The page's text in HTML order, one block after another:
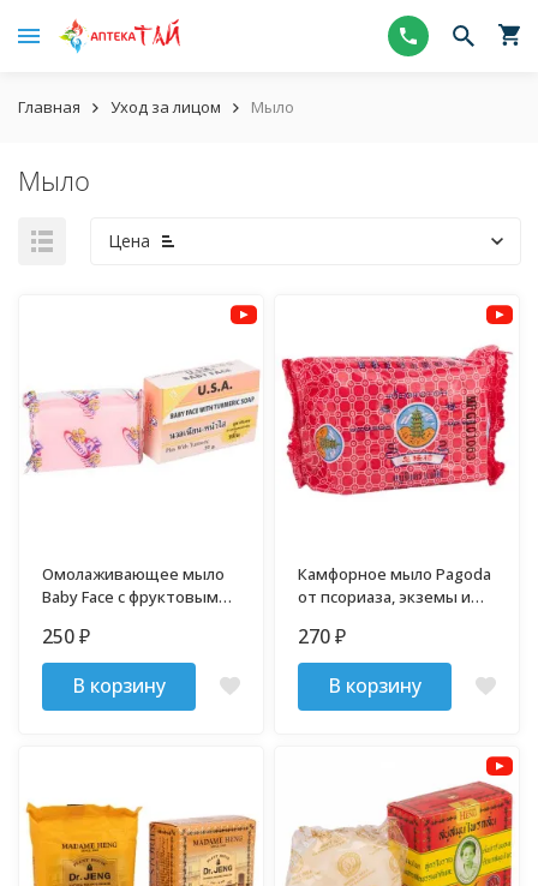
Главная Уход за лицом Мыло
Мыло
Цена
Омолаживающее мыло
Baby Face с фруктовыми
250₽
В корзину
Камфорное мыло Pagoda
от псориаза, экземы и
270₽
В корзину